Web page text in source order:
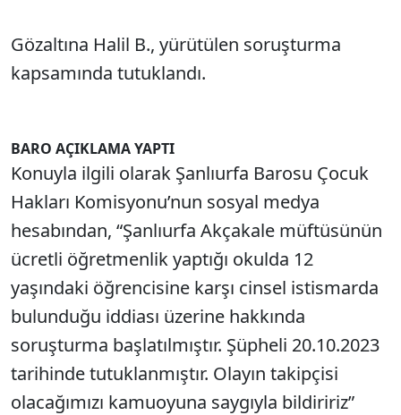
Gözaltına Halil B., yürütülen soruşturma
kapsamında tutuklandı.
BARO AÇIKLAMA YAPTI
Konuyla ilgili olarak Şanlıurfa Barosu Çocuk
Hakları Komisyonu’nun sosyal medya
hesabından, “Şanlıurfa Akçakale müftüsünün
ücretli öğretmenlik yaptığı okulda 12
yaşındaki öğrencisine karşı cinsel istismarda
bulunduğu iddiası üzerine hakkında
soruşturma başlatılmıştır. Şüpheli 20.10.2023
tarihinde tutuklanmıştır. Olayın takipçisi
olacağımızı kamuoyuna saygıyla bildiririz”